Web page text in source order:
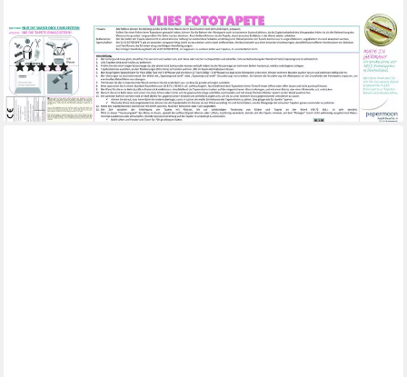
PAPERMOON
Fototapete DUBAI SKYLINE-EMIRAT BURJ AL ARAB
(1)
ab 22,86 €
lieferbar - in 2-3 Werktagen bei dir